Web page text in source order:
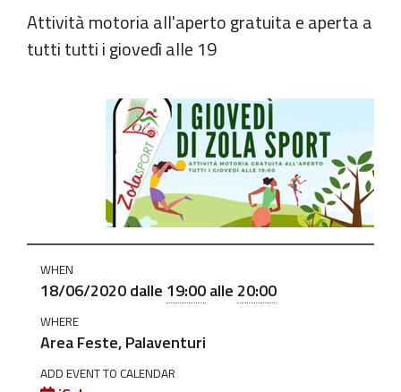
Attività motoria all'aperto gratuita e aperta a
tutti tutti i giovedì alle 19
https://old.comune.zolapredosa.bo.it/events/i-
giovedì
ZolaSport:
Dolce"
WHEN
18/06/2020dalle 19:00alle 20:00
WHERE
Area Feste, Palaventuri
ADD EVENT TO CALENDAR